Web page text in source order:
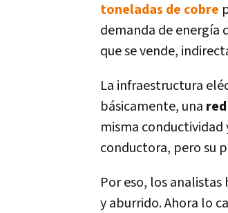
toneladas de cobre
demanda de energía
que se vende,
La infraestructura
básicamente, una
misma
conductora, pero su
Por eso, los
y aburrido. Ahora lo